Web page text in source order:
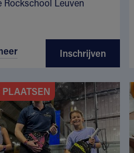
Rockschool Leuven
Inschrijven